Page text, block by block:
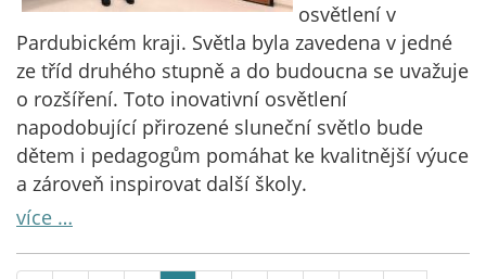
osvětlení v
Pardubickém kraji. Světla byla zavedena v jedné
ze tříd druhého stupně a do budoucna se uvažuje
o rozšíření. Toto inovativní osvětlení
napodobující přirozené sluneční světlo bude
dětem i pedagogům pomáhat ke kvalitnější výuce
a zároveň inspirovat další školy.
více …